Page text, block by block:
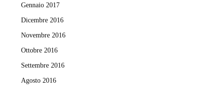
Gennaio 2017
Dicembre 2016
Novembre 2016
Ottobre 2016
Settembre 2016
Agosto 2016